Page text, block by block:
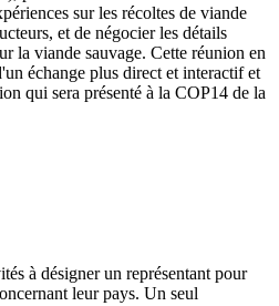
sur les récoltes de viande
et de négocier les détails
la viande sauvage. Cette réunion en
échange plus direct et interactif et
qui sera présenté à la COP14 de la
à désigner un représentant pour
leur pays. Un seul